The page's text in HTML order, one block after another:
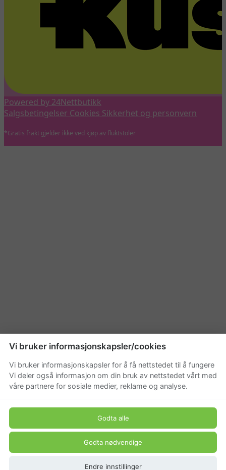
Powered by 24Nettbutikk
Salgsbetingelser Cookies Sikkerhet og personvern
*Gratis frakt gjelder ikke ved kjøp av fluktstoler
Vi bruker informasjonskapsler/cookies
Vi bruker informasjonskapsler for å få nettstedet til å fungere
Vi deler også informasjon om din bruk av nettstedet vårt med
våre partnere for sosiale medier, reklame og analyse.
Godta alle
Godta nødvendige
Endre innstillinger